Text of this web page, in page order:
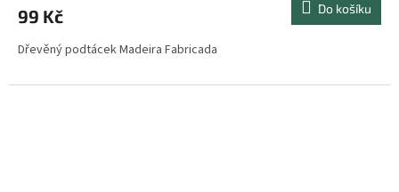
99 Kč Do košíku
Dřevěný podtácek Madeira Fabricada